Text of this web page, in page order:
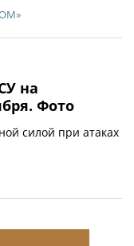
на
Фото
силой при атаках